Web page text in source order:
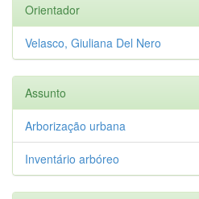
Orientador
Velasco, Giuliana Del Nero
Assunto
Arborização urbana
Inventário arbóreo